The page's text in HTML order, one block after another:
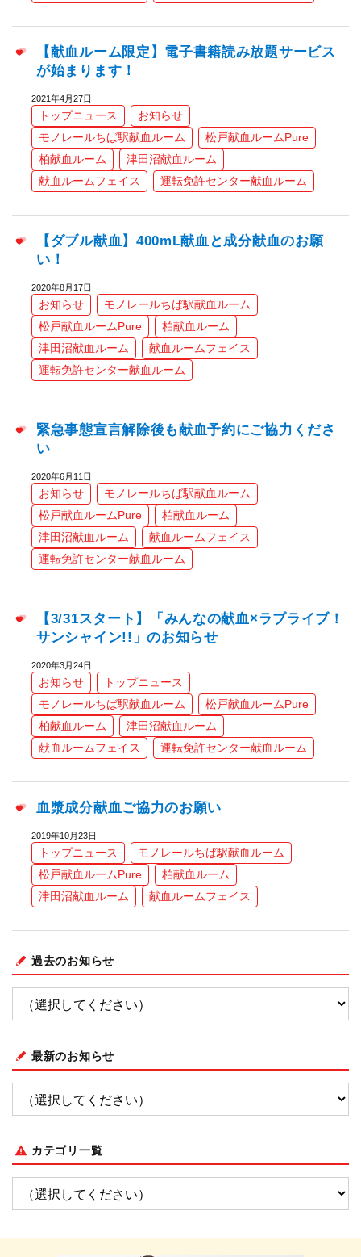
【献血ルーム限定】電子書籍読み放題サービス
が始まります！
2021年4月27日
トップニュース
お知らせ
モノレールちば駅献血ルーム
松戸献血ルームPure
柏献血ルーム
津田沼献血ルーム
献血ルームフェイス
運転免許センター献血ルーム
【ダブル献血】400mL献血と成分献血のお願
い！
2020年8月17日
お知らせ
モノレールちば駅献血ルーム
松戸献血ルームPure
柏献血ルーム
津田沼献血ルーム
献血ルームフェイス
運転免許センター献血ルーム
緊急事態宣言解除後も献血予約にご協力くださ
い
2020年6月11日
お知らせ
モノレールちば駅献血ルーム
松戸献血ルームPure
柏献血ルーム
津田沼献血ルーム
献血ルームフェイス
運転免許センター献血ルーム
【3/31スタート】「みんなの献血×ラブライブ！
サンシャイン!!」のお知らせ
2020年3月24日
お知らせ
トップニュース
モノレールちば駅献血ルーム
松戸献血ルームPure
柏献血ルーム
津田沼献血ルーム
献血ルームフェイス
運転免許センター献血ルーム
血漿成分献血ご協力のお願い
2019年10月23日
トップニュース
モノレールちば駅献血ルーム
松戸献血ルームPure
柏献血ルーム
津田沼献血ルーム
献血ルームフェイス
過去のお知らせ
最新のお知らせ
カテゴリ一覧